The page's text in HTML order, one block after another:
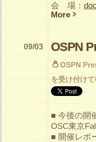
会 場：
More
OSPN
09/03
OSPN
を受け付け
■ 今後の開
OSC東京Fall
■ 開催レポ